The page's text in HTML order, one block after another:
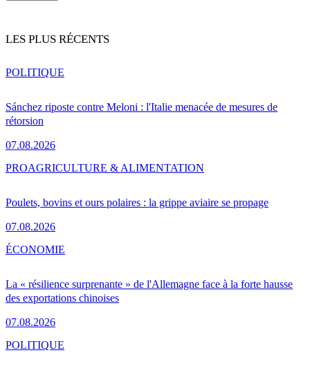
LES PLUS RÉCENTS
Sánchez riposte contre Meloni : l'Italie menacée de mesures de
rétorsion
07.08.2026
POLITIQUE
Poulets, bovins et ours polaires : la grippe aviaire se propage
07.08.2026
PROAGRICULTURE & ALIMENTATION
La « résilience surprenante » de l'Allemagne face à la forte hausse
des exportations chinoises
07.08.2026
ÉCONOMIE
POLITIQUE